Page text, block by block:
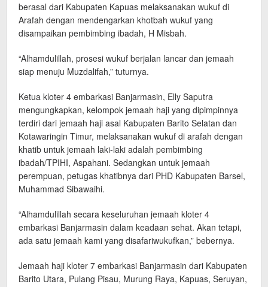
berasal dari Kabupaten Kapuas melaksanakan wukuf di
Arafah dengan mendengarkan khotbah wukuf yang
disampaikan pembimbing ibadah, H Misbah.
“Alhamdulillah, prosesi wukuf berjalan lancar dan jemaah
siap menuju Muzdalifah,” tuturnya.
Ketua kloter 4 embarkasi Banjarmasin, Elly Saputra
mengungkapkan, kelompok jemaah haji yang dipimpinnya
terdiri dari jemaah haji asal Kabupaten Barito Selatan dan
Kotawaringin Timur, melaksanakan wukuf di arafah dengan
khatib untuk jemaah laki-laki adalah pembimbing
ibadah/TPIHI, Aspahani. Sedangkan untuk jemaah
perempuan, petugas khatibnya dari PHD Kabupaten Barsel,
Muhammad Sibawaihi.
“Alhamdulillah secara keseluruhan jemaah kloter 4
embarkasi Banjarmasin dalam keadaan sehat. Akan tetapi,
ada satu jemaah kami yang disafariwukufkan,” bebernya.
Jemaah haji kloter 7 embarkasi Banjarmasin dari Kabupaten
Barito Utara, Pulang Pisau, Murung Raya, Kapuas, Seruyan,